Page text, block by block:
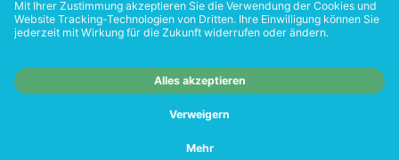
FOLGEN SIE UNS
Shops richtet sich nicht an Wiederverkäufer.
www.tonerhersteller.de